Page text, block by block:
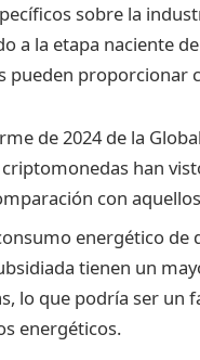
sobre la
a la etapa naciente
pueden proporcionar
de 2024 de la
han
con
energético de
tienen un
lo que podría ser un
energéticos.